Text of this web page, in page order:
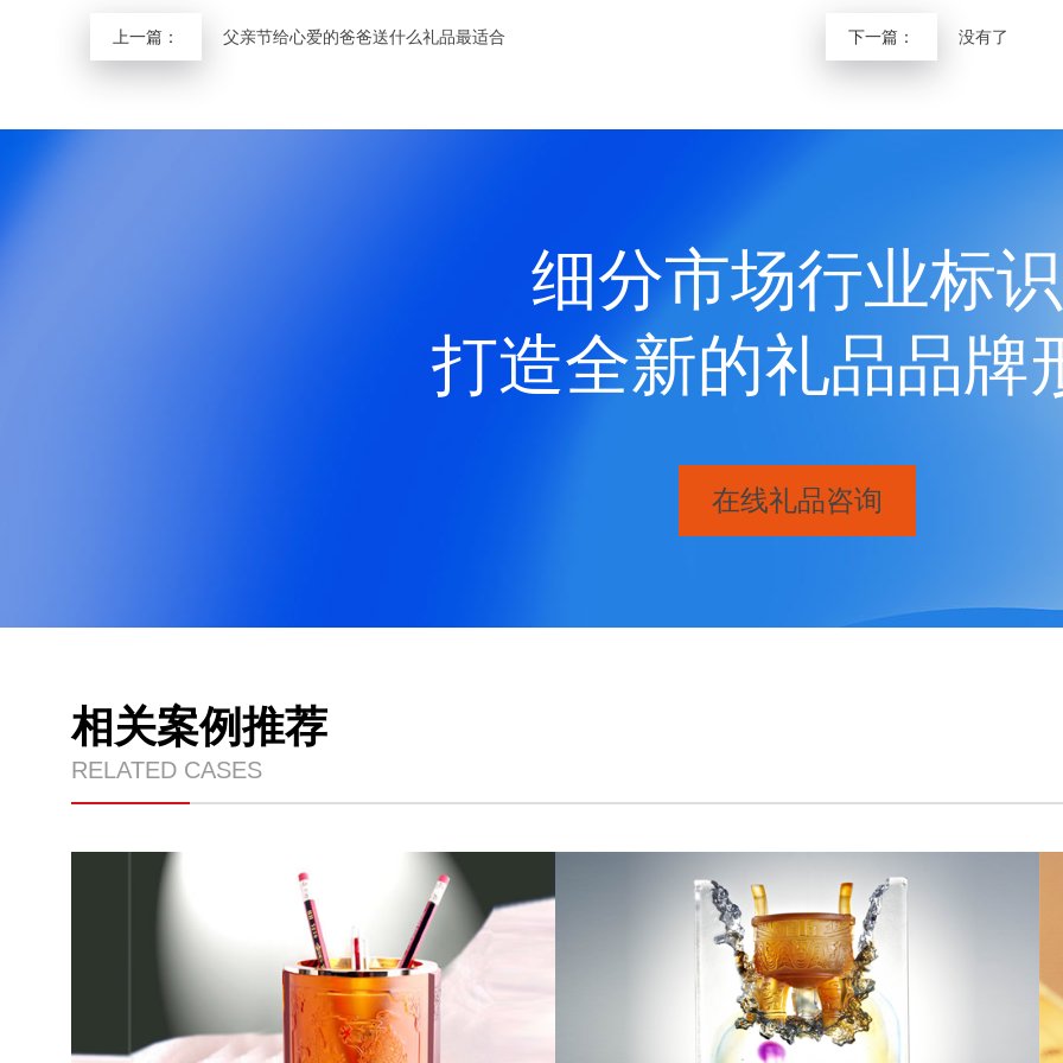
上一篇： 父亲节给心爱的爸爸送什么礼品最适合 下一篇： 没有了
细分市场行业标识
打造全新的礼品品牌
在线礼品咨询
相关案例推荐
RELATED CASES